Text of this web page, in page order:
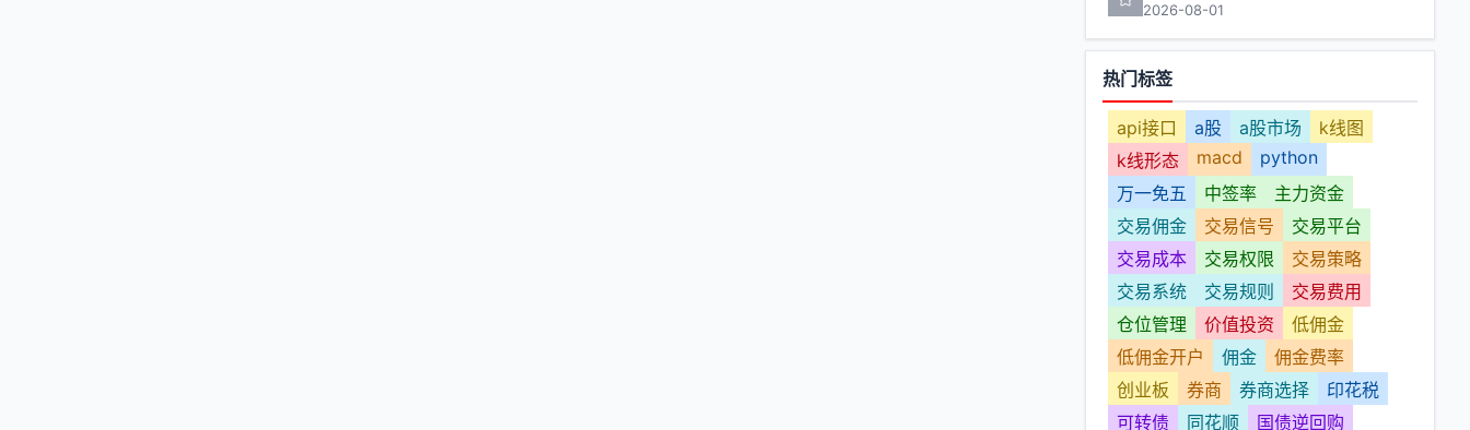
2026-08-01
热门标签
api接口 a股 a股市场
k线图
k线形态
macd
python
万一免五
中签率
主力资金
交易佣金
交易信号
交易平台
交易成本
交易权限
交易策略
交易系统
交易规则
交易费用
仓位管理
价值投资
低佣金
低佣金开户
佣金
佣金费率
创业板
券商 券商选择
印花税
可转债
同花顺
国债逆回购